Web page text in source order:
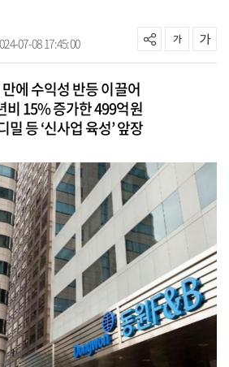
07-08 17:45:00
에 수익성 반등 이끌어
비 15% 증가한 499억원
등 ‘신사업 육성’ 앞장